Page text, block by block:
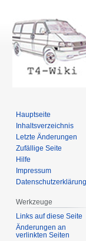
Hauptseite
Inhaltsverzeichnis
Letzte Änderungen
Zufällige Seite
Hilfe
Impressum
Datenschutzerklärung
Werkzeuge
Links auf diese Seite
Änderungen an
verlinkten Seiten